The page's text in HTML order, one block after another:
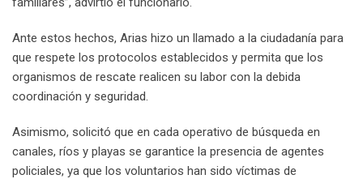
Ante estos hechos, Arias hizo un llamado a la ciudadanía para
que respete los protocolos establecidos y permita que los
organismos de rescate realicen su labor con la debida
coordinación y seguridad.
Asimismo, solicitó que en cada operativo de búsqueda en
canales, ríos y playas se garantice la presencia de agentes
policiales, ya que los voluntarios han sido víctimas de